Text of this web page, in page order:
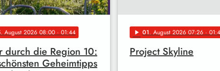
. August 2026 08:00 · 01:44
durch die Region 10:
Geheimtipps
play_arrow 01. August 2026 07:26 ·
Project Skyline